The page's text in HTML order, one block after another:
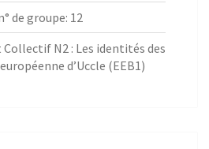
de groupe: 12
Collectif N2 : Les identités des
d’Uccle (EEB1)